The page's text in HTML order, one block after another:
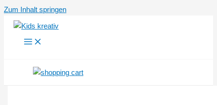
Zum Inhalt springen